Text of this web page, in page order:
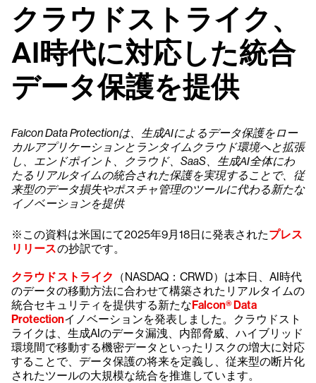
クラウドストライク、
AI時代に対応した統合
データ保護を提供
Falcon Data Protectionは、生成AIによるデータ保護をロー
カルアプリケーションとランタイムクラウド環境へと拡張
し、エンドポイント、クラウド、SaaS、生成AI全体にわ
たるリアルタイムの統合された保護を実現することで、従
来型のデータ損失やポスチャ管理のツールに代わる新たな
イノベーションを提供
※この資料は米国にて2025年9月18日に発表されたプレス
リリースの抄訳です。
クラウドストライク
（NASDAQ：CRWD）は本日、AI時代
のデータの移動方法に合わせて構築されたリアルタイムの
統合セキュリティを提供する新たなFalcon® Data
Protectionイノベーションを発表しました。クラウドスト
ライクは、生成AIのデータ漏洩、内部脅威、ハイブリッド
環境間で移動する機密データといったリスクの増大に対応
することで、データ保護の将来を定義し、従来型の断片化
されたツールの大規模な統合を推進しています。